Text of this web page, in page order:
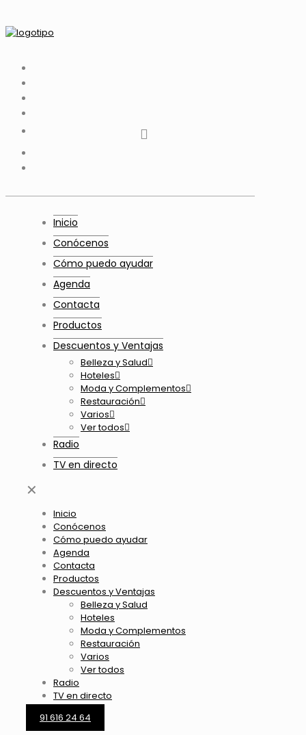
Youtube
Inicio
Conócenos
Cómo puedo ayudar
Agenda
Contacta
Productos
Descuentos y Ventajas
Belleza y Salud
Hoteles
Moda y Complementos
Restauración
Varios
Ver todos
Radio
TV en directo
✕
Inicio
Conócenos
Cómo puedo ayudar
Agenda
Contacta
Productos
Descuentos y Ventajas
Belleza y Salud
Hoteles
Moda y Complementos
Restauración
Varios
Ver todos
Radio
TV en directo
91 616 24 64